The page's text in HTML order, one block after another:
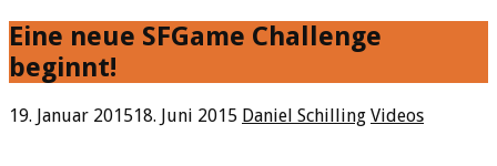
Eine neue SFGame Challenge
beginnt!
19. Januar 201518. Juni 2015 Daniel Schilling Videos